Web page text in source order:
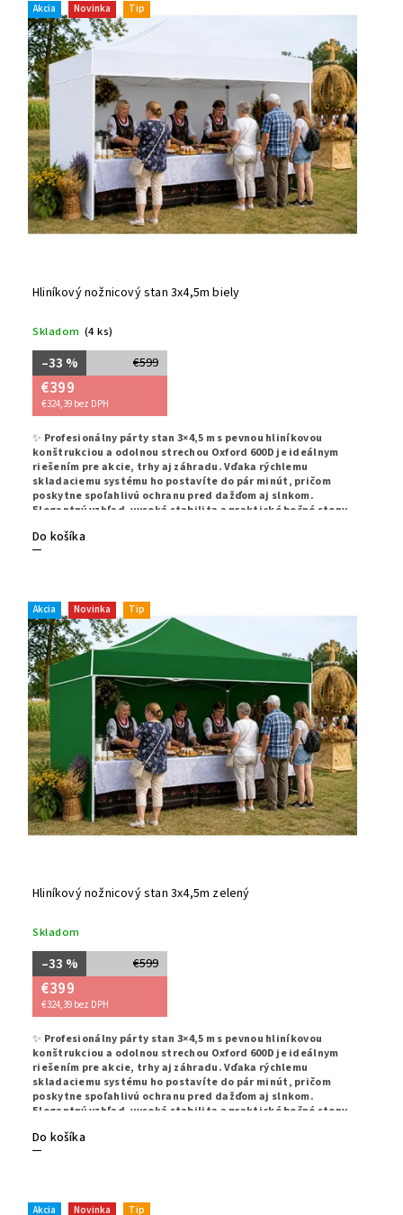
Akcia Novinka Tip
Hliníkový nožnicový stan 3x4,5m biely
Skladom (4 ks)
€599
–33 %
€399
€324,39 bez DPH
Do košíka
✨ Profesionálny párty stan 3×4,5 m s pevnou hliníkovou
konštrukciou a odolnou strechou Oxford 600D je ideálnym
riešením pre akcie, trhy aj záhradu. Vďaka rýchlemu
skladaciemu systému ho postavíte do pár minút, pričom
poskytne spoľahlivú ochranu pred dažďom aj slnkom.
Elegantný vzhľad, vysoká stabilita a praktické bočné steny
Akcia Novinka Tip
Hliníkový nožnicový stan 3x4,5m zelený
Skladom
€599
–33 %
€399
€324,39 bez DPH
Do košíka
✨ Profesionálny párty stan 3×4,5 m s pevnou hliníkovou
konštrukciou a odolnou strechou Oxford 600D je ideálnym
riešením pre akcie, trhy aj záhradu. Vďaka rýchlemu
skladaciemu systému ho postavíte do pár minút, pričom
poskytne spoľahlivú ochranu pred dažďom aj slnkom.
Elegantný vzhľad, vysoká stabilita a praktické bočné steny
Akcia Novinka Tip